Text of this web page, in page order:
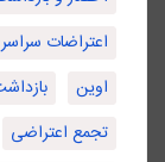
اعتراضات
اوین
تجمع اعتراضی